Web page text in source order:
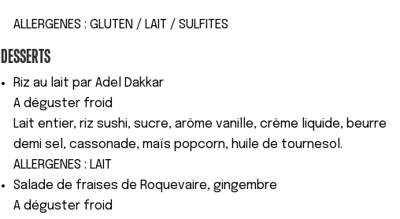
ALLERGENES : GLUTEN / LAIT / SULFITES
DESSERTS
Riz au lait par Adel Dakkar
A déguster froid
Lait entier, riz sushi, sucre, arôme vanille, crème liquide, beurre
demi sel, cassonade, maïs popcorn, huile de tournesol.
ALLERGENES : LAIT
Salade de fraises de Roquevaire, gingembre
A déguster froid